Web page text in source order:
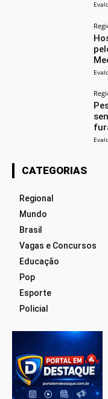
CATEGORIAS
Regional
Mundo
Brasil
Vagas e Concursos
Educação
Pop
Esporte
Policial